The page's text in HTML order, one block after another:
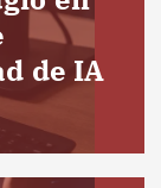
de IA